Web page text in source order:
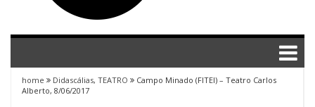
home Didascálias, TEATRO
Campo Minado (FITEI) – Teatro Carlos
Alberto, 8/06/2017